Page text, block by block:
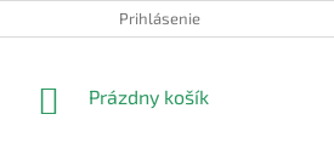
Prihlásenie
NÁKUPNÝ
Prázdny košík